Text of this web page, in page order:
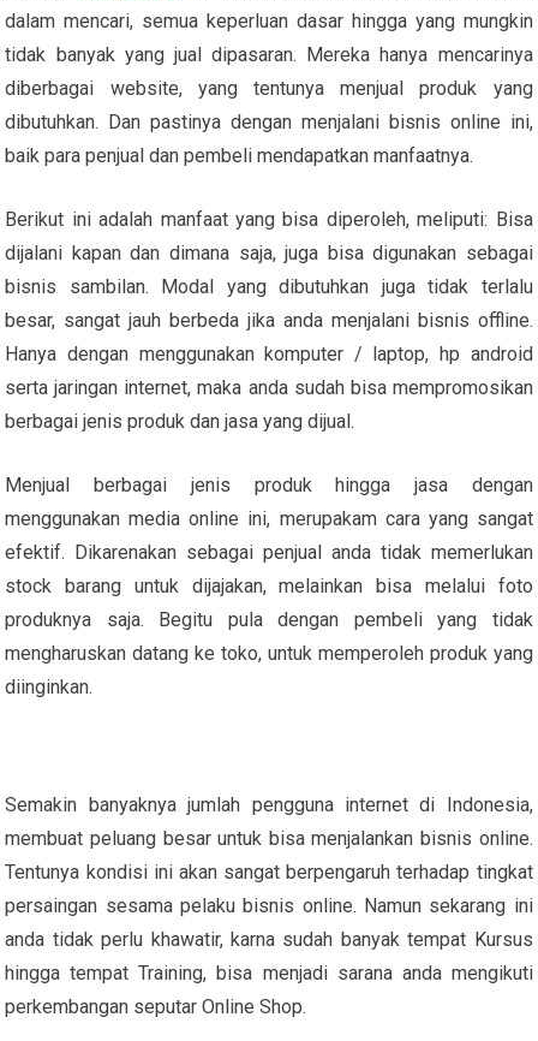
dalam mencari, semua keperluan dasar hingga yang mungkin
tidak banyak yang jual dipasaran. Mereka hanya mencarinya
diberbagai website, yang tentunya menjual produk yang
dibutuhkan. Dan pastinya dengan menjalani bisnis online ini,
baik para penjual dan pembeli mendapatkan manfaatnya.
Berikut ini adalah manfaat yang bisa diperoleh, meliputi: Bisa
dijalani kapan dan dimana saja, juga bisa digunakan sebagai
bisnis sambilan. Modal yang dibutuhkan juga tidak terlalu
besar, sangat jauh berbeda jika anda menjalani bisnis offline.
Hanya dengan menggunakan komputer / laptop, hp android
serta jaringan internet, maka anda sudah bisa mempromosikan
berbagai jenis produk dan jasa yang dijual.
Menjual berbagai jenis produk hingga jasa dengan
menggunakan media online ini, merupakam cara yang sangat
efektif. Dikarenakan sebagai penjual anda tidak memerlukan
stock barang untuk dijajakan, melainkan bisa melalui foto
produknya saja. Begitu pula dengan pembeli yang tidak
mengharuskan datang ke toko, untuk memperoleh produk yang
diinginkan.
Semakin banyaknya jumlah pengguna internet di Indonesia,
membuat peluang besar untuk bisa menjalankan bisnis online.
Tentunya kondisi ini akan sangat berpengaruh terhadap tingkat
persaingan sesama pelaku bisnis online. Namun sekarang ini
anda tidak perlu khawatir, karna sudah banyak tempat Kursus
hingga tempat Training, bisa menjadi sarana anda mengikuti
perkembangan seputar Online Shop.